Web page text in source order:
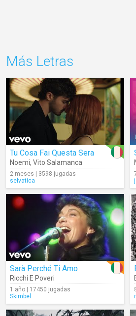
Más Letras
Tu Cosa Fai Questa Sera
Noemi, Vito Salamanca
2 meses | 3598 jugadas
selvatica
Sarà Perché Ti Amo
Ricchi E Poveri
1 año | 17450 jugadas
Skimbel